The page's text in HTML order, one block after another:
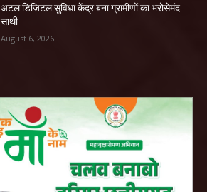
अटल डिजिटल सुविधा केंद्र बना ग्रामीणों का भरोसेमंद
साथी
August 6, 2026